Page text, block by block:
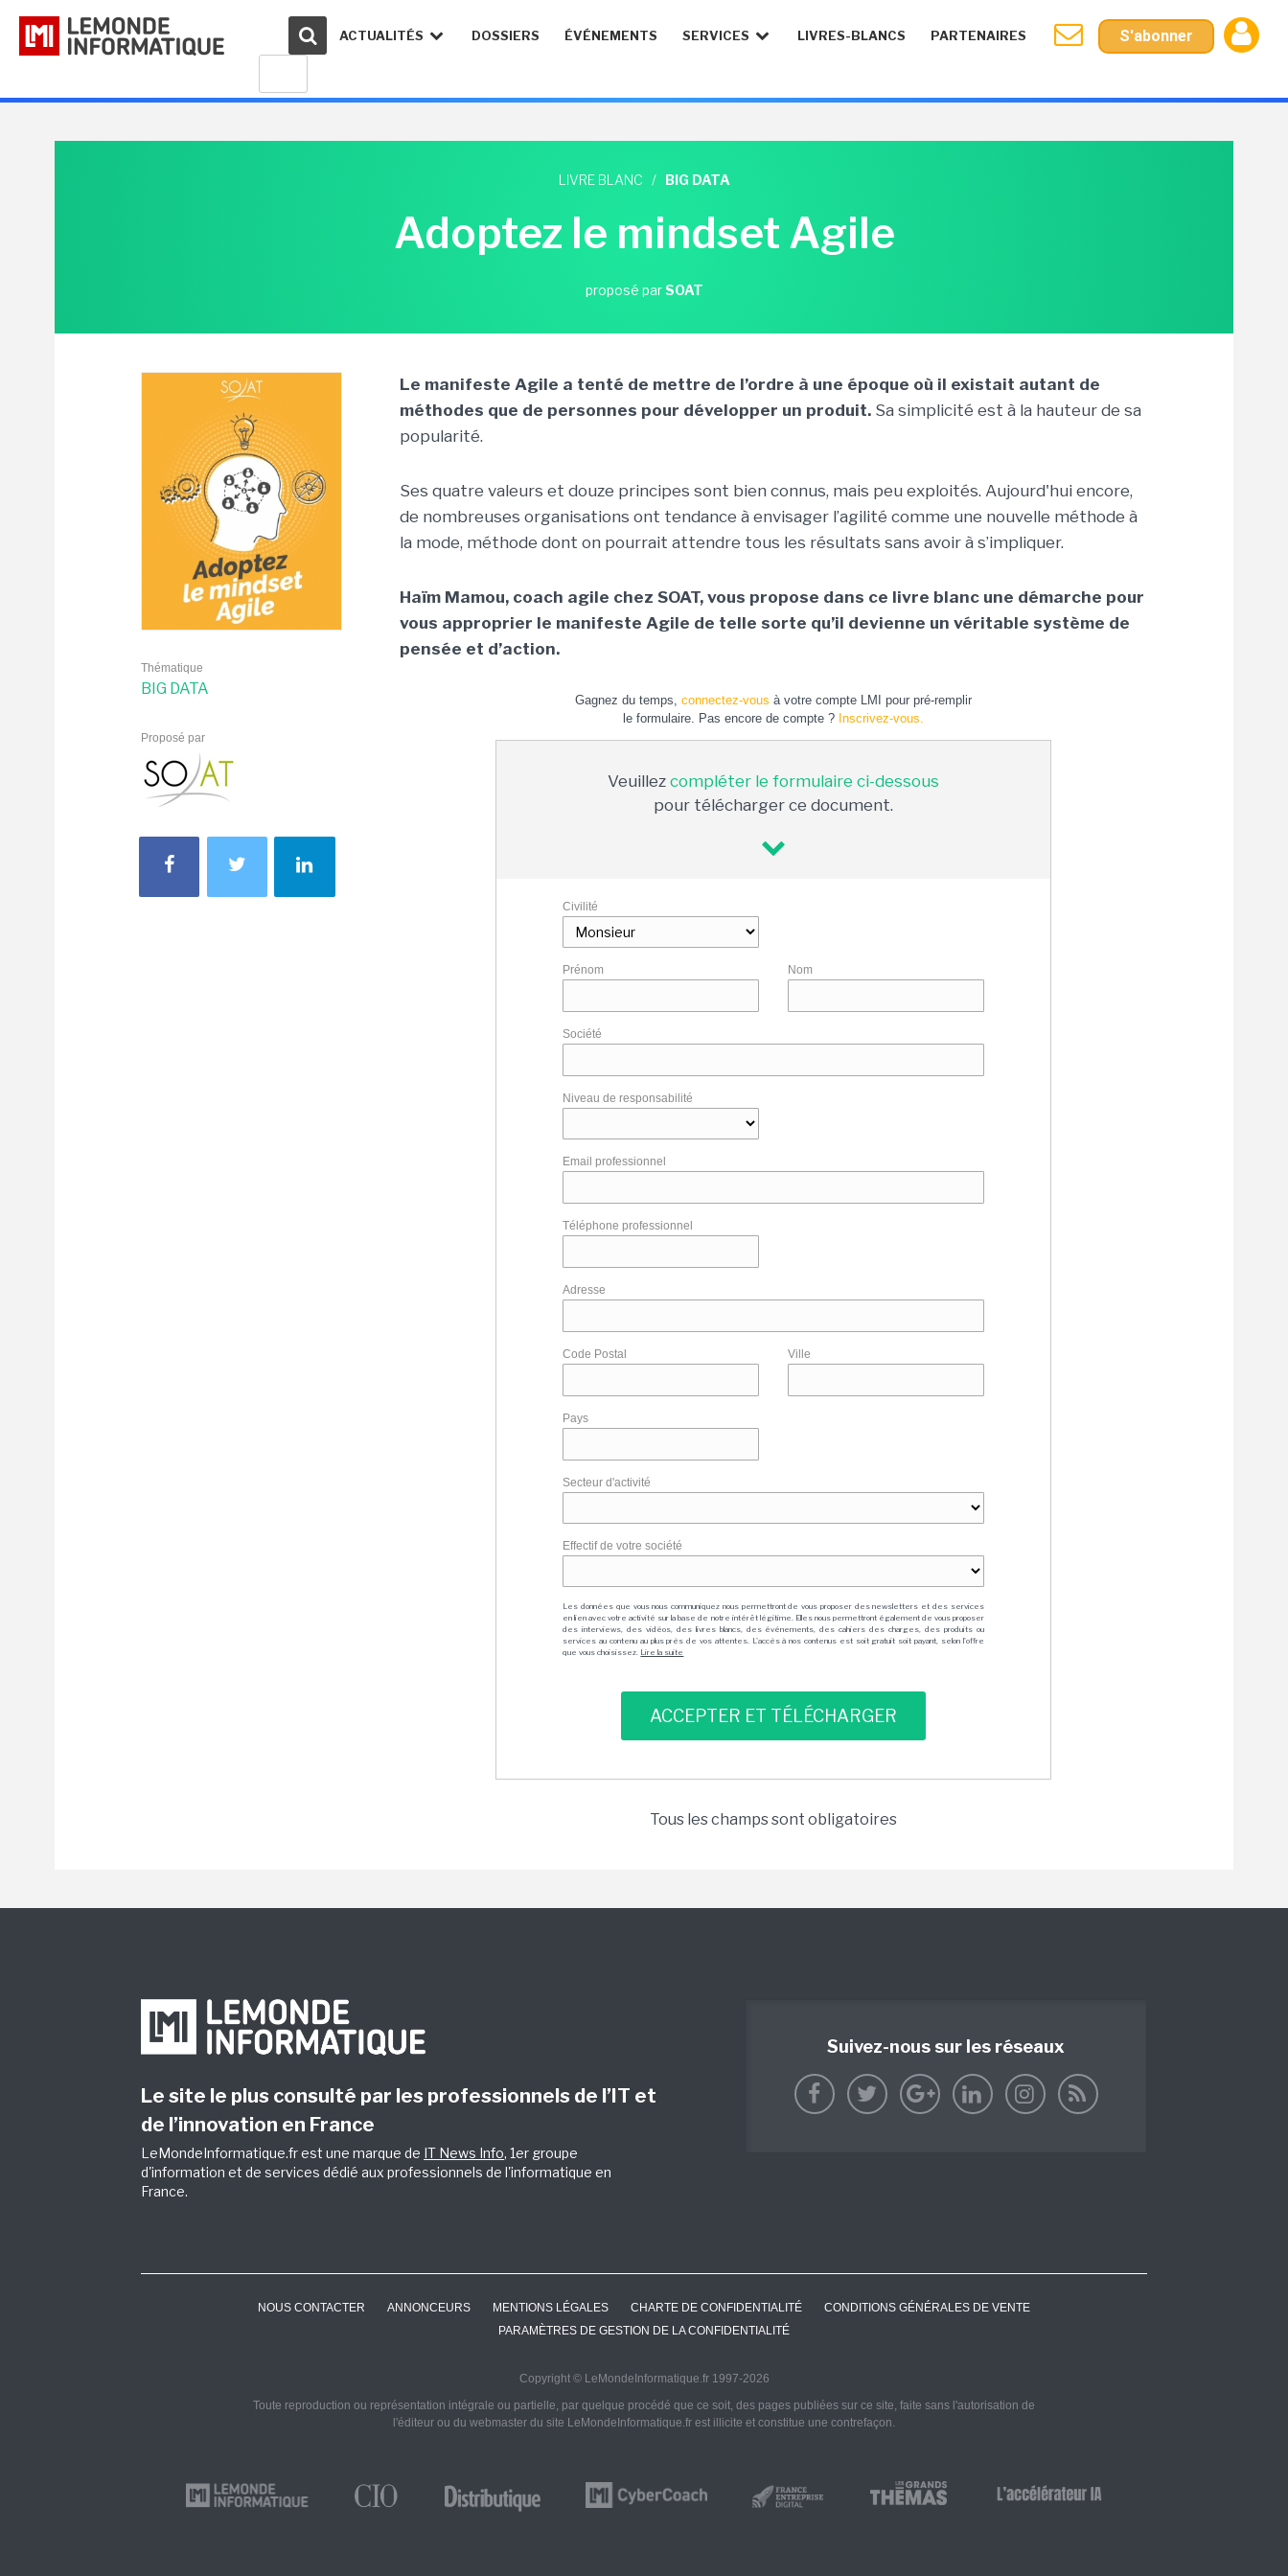
ACTUALITÉS DOSSIERS ÉVÉNEMENTS SERVICES LIVRES-BLANCS PARTENAIRES S'abonner
LIVRE BLANC / BIG DATA
Adoptez le mindset Agile
proposé parSOAT
Thématique
BIG DATA
Proposé par
Le manifeste Agile a tenté de mettre de l’ordre à une époque où il existait autant de
méthodes que de personnes pour développer un produit. Sa simplicité est à la hauteur de sa
popularité.
Ses quatre valeurs et douze principes sont bien connus, mais peu exploités. Aujourd'hui encore,
de nombreuses organisations ont tendance à envisager l’agilité comme une nouvelle méthode à
la mode, méthode dont on pourrait attendre tous les résultats sans avoir à s’impliquer.
Haïm Mamou, coach agile chez SOAT, vous propose dans ce livre blanc une démarche pour
vous approprier le manifeste Agile de telle sorte qu’il devienne un véritable système de
pensée et d’action.
Gagnez du temps, connectez-vous à votre compte LMI pour pré-remplir
le formulaire. Pas encore de compte ? Inscrivez-vous.
Veuillez compléter le formulaire ci-dessous
pour télécharger ce document.
Civilité
Prénom Nom
Société
Niveau de responsabilité
Email professionnel
Téléphone professionnel
Adresse
Code Postal Ville
Pays
Secteur d'activité
Effectif de votre société
Les données que vous nous communiquez nous permettront de vous proposer des newsletters et des services
en lien avec votre activité sur la base de notre intérêt légitime. Elles nous permettront également de vous proposer
des interviews, des vidéos, des livres blancs, des événements, des cahiers des charges, des produits ou
services au contenu au plus près de vos attentes. L'accès à nos contenus est soit gratuit soit payant, selon l'offre
que vous choisissez. Lire la suite
Tous les champs sont obligatoires
Le site le plus consulté par les professionnels de l’IT et
de l’innovation en France
LeMondeInformatique.fr est une marque de IT News Info, 1er groupe
d'information et de services dédié aux professionnels de l'informatique en
France.
Suivez-nous sur les réseaux
NOUS CONTACTER ANNONCEURS MENTIONS LÉGALES CHARTE DE CONFIDENTIALITÉ
CONDITIONS GÉNÉRALES DE VENTE
PARAMÈTRES DE GESTION DE LA CONFIDENTIALITÉ
Copyright © LeMondeInformatique.fr 1997-2026
Toute reproduction ou représentation intégrale ou partielle, par quelque procédé que ce soit, des pages publiées sur ce site, faite sans l'autorisation de
l'éditeur ou du webmaster du site LeMondeInformatique.fr est illicite et constitue une contrefaçon.